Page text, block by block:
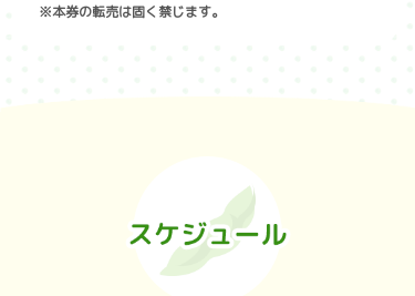
※本券の転売は固く禁じます。